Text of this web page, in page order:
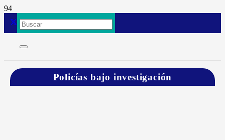
Policías bajo investigación